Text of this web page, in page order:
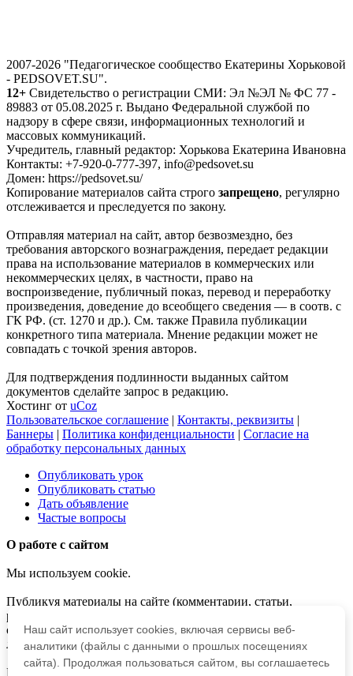
2007-2026 "Педагогическое сообщество Екатерины Хорьковой
- PEDSOVET.SU".
12+ Свидетельство о регистрации СМИ: Эл №ЭЛ № ФС 77 -
89883 от 05.08.2025 г. Выдано Федеральной службой по
надзору в сфере связи, информационных технологий и
массовых коммуникаций.
Учредитель, главный редактор: Хорькова Екатерина Ивановна
Контакты: +7-920-0-777-397, info@pedsovet.su
Домен: https://pedsovet.su/
Копирование материалов сайта строго запрещено, регулярно
отслеживается и преследуется по закону.
Отправляя материал на сайт, автор безвозмездно, без
требования авторского вознаграждения, передает редакции
права на использование материалов в коммерческих или
некоммерческих целях, в частности, право на
воспроизведение, публичный показ, перевод и переработку
произведения, доведение до всеобщего сведения — в соотв. с
ГК РФ. (ст. 1270 и др.). См. также Правила публикации
конкретного типа материала. Мнение редакции может не
совпадать с точкой зрения авторов.
Для подтверждения подлинности выданных сайтом
документов сделайте запрос в редакцию.
Хостинг от uCoz
Пользовательское соглашение | Контакты, реквизиты |
Баннеры | Политика конфиденциальности | Согласие на
обработку персональных данных
Опубликовать урок
Опубликовать статью
Дать объявление
Частые вопросы
О работе с сайтом
Мы используем cookie.
Публикуя материалы на сайте (комментарии, статьи,
разработки и др.), пользователи берут на себя всю
ответственность за содержание материалов и разрешение
любых спорных вопросов с третьми лицами.
При этом редакция сайта готова оказывать всяческую
Наш сайт использует cookies, включая сервисы веб-
аналитики (файлы с данными о прошлых посещениях
сайта). Продолжая пользоваться сайтом, вы соглашаетесь